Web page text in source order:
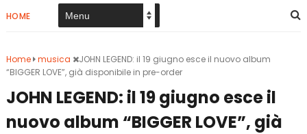
HOME
Home musica
JOHN LEGEND: il 19 giugno esce il nuovo album
“BIGGER LOVE”, già disponibile in pre-order
JOHN LEGEND: il 19 giugno esce il
nuovo album “BIGGER LOVE”, già